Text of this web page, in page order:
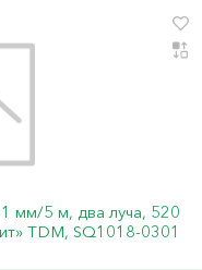
мм/5 м, два луча, 520
TDM, SQ1018-0301